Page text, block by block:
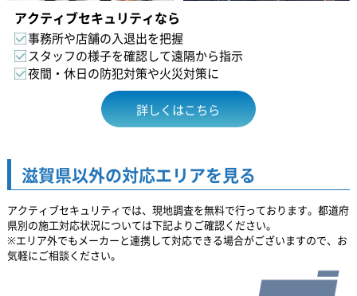
アクティブセキュリティなら
事務所や店舗の入退出を把握
スタッフの様子を確認して遠隔から指示
夜間・休日の防犯対策や火災対策に
詳しくはこちら
滋賀県以外の対応エリアを見る
アクティブセキュリティでは、現地調査を無料で行っております。都道府
県別の施工対応状況については下記よりご確認ください。
※エリア外でもメーカーと連携して対応できる場合がございますので、お
気軽にご相談ください。